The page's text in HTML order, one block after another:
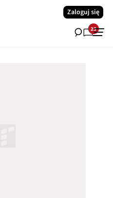
Zaloguj się
23